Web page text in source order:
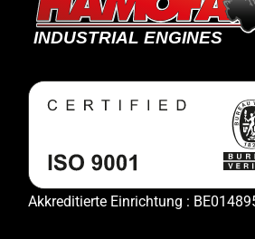
Akkreditierte Einrichtung :